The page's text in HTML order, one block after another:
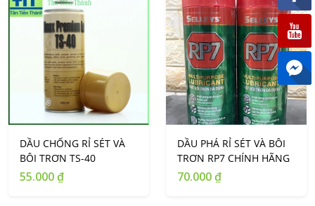
DẦU CHỐNG RỈ SÉT VÀ
BÔI TRƠN TS-40
55.000 ₫
DẦU PHÁ RỈ SÉT VÀ BÔI
TRƠN RP7 CHÍNH HÃNG
70.000 ₫